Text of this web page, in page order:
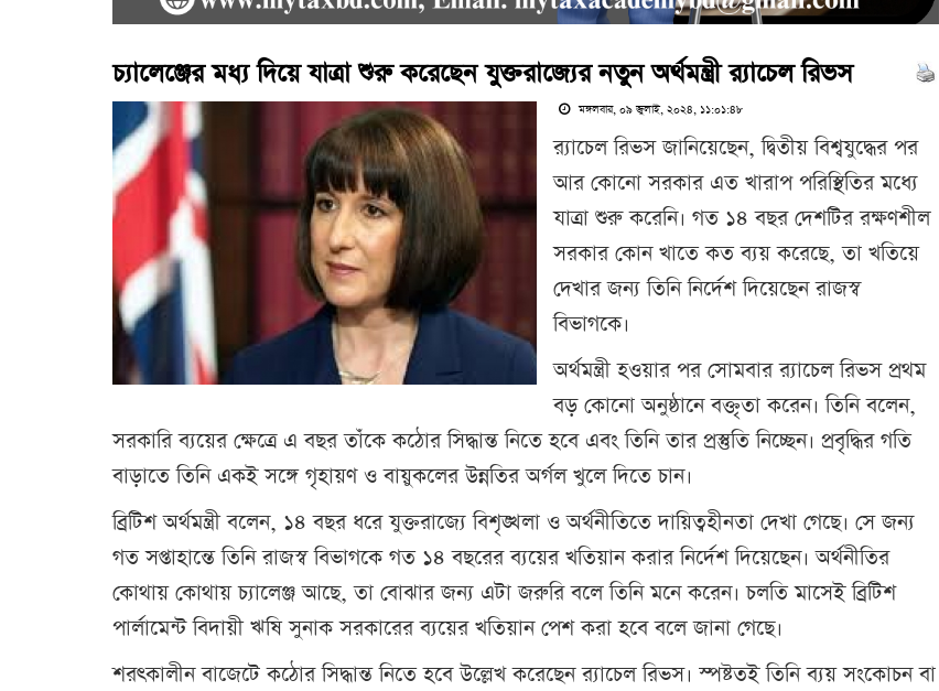
চ্যালেঞ্জের মধ্য দিয়ে যাত্রা শুরু করেছেন যুক্তরাজ্যের নতুন অর্থমন্ত্রী র‍্যাচেল রিভস
মঙ্গলবার, ০৯ জুলাই, ২০২৪, ১১:০১:৪৮
র‍্যাচেল রিভস জানিয়েছেন, দ্বিতীয় বিশ্বযুদ্ধের পর
আর কোনো সরকার এত খারাপ পরিস্থিতির মধ্যে
যাত্রা শুরু করেনি। গত ১৪ বছর দেশটির রক্ষণশীল
সরকার কোন খাতে কত ব্যয় করেছে, তা খতিয়ে
দেখার জন্য তিনি নির্দেশ দিয়েছেন রাজস্ব
বিভাগকে।
অর্থমন্ত্রী হওয়ার পর সোমবার র‍্যাচেল রিভস প্রথম
বড় কোনো অনুষ্ঠানে বক্তৃতা করেন। তিনি বলেন,
সরকারি ব্যয়ের ক্ষেত্রে এ বছর তাঁকে কঠোর সিদ্ধান্ত নিতে হবে এবং তিনি তার প্রস্তুতি নিচ্ছেন। প্রবৃদ্ধির গতি
বাড়াতে তিনি একই সঙ্গে গৃহায়ণ ও বায়ুকলের উন্নতির অর্গল খুলে দিতে চান।
ব্রিটিশ অর্থমন্ত্রী বলেন, ১৪ বছর ধরে যুক্তরাজ্যে বিশৃঙ্খলা ও অর্থনীতিতে দায়িত্বহীনতা দেখা গেছে। সে জন্য
গত সপ্তাহান্তে তিনি রাজস্ব বিভাগকে গত ১৪ বছরের ব্যয়ের খতিয়ান করার নির্দেশ দিয়েছেন। অর্থনীতির
কোথায় কোথায় চ্যালেঞ্জ আছে, তা বোঝার জন্য এটা জরুরি বলে তিনি মনে করেন। চলতি মাসেই ব্রিটিশ
পার্লামেন্ট বিদায়ী ঋষি সুনাক সরকারের ব্যয়ের খতিয়ান পেশ করা হবে বলে জানা গেছে।
শরৎকালীন বাজেটে কঠোর সিদ্ধান্ত নিতে হবে উল্লেখ করেছেন র‍্যাচেল রিভস। স্পষ্টতই তিনি ব্যয় সংকোচন বা